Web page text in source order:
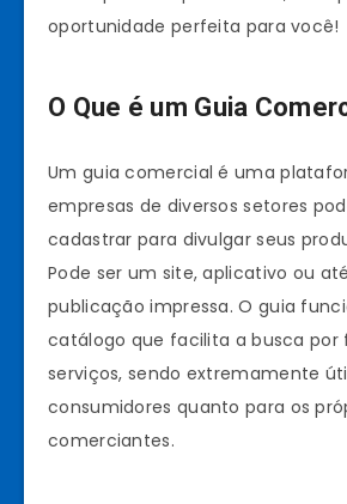
oportunidade perfeita para você!
O Que é um Guia
Um guia comercial é uma
empresas de diversos setores
cadastrar para divulgar seus
Pode ser um site, aplicativo ou
publicação impressa. O guia
catálogo que facilita a busca por
serviços, sendo extremamente
consumidores quanto para os
comerciantes.